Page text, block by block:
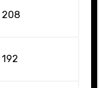
208
192